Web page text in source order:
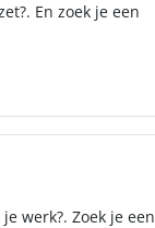
En zoek je een
werk?. Zoek je een